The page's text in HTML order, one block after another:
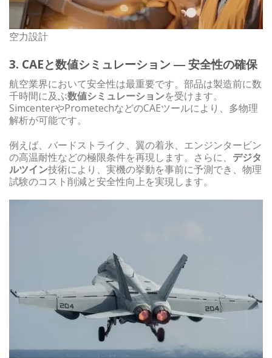
空力設計
3. CAEと数値シミュレーション ― 安全性の確保
航空業界において安全性は最重要です。部品は製造前に数
千時間に及ぶ数値シミュレーションを受けます。
SimcenterやPrometechなどのCAEツールにより、多物理
解析が可能です。
例えば、バードストライク、翼の着氷、エンジンタービン
の高温耐性などの極限条件を再現します。さらに、 デジタ
ルツイン技術により、実機の挙動を事前に予測でき、物理
試験のコスト削減と安全性向上を実現します。